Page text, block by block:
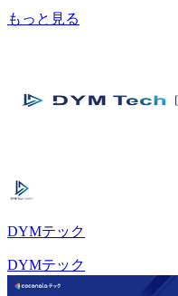
もっと見る
DYMテック
DYMテック